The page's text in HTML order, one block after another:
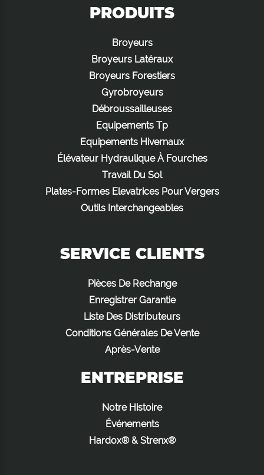
PRODUITS
Broyeurs
Broyeurs Latéraux
Broyeurs Forestiers
Gyrobroyeurs
Débroussailleuses
Equipements Tp
Equipements Hivernaux
Élévateur Hydraulique À Fourches
Travail Du Sol
Plates-Formes Elevatrices Pour Vergers
Outils Interchangeables
SERVICE CLIENTS
Pièces De Rechange
Enregistrer Garantie
Liste Des Distributeurs
Conditions Générales De Vente
Après-Vente
ENTREPRISE
Notre Histoire
Événements
Hardox® & Strenx®